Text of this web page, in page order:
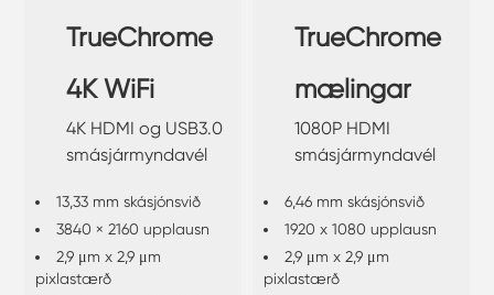
TrueChrome
4K WiFi
4K HDMI og USB3.0
smásjármyndavél
13,33 mm skásjónsvið
3840 × 2160 upplausn
2,9 μm x 2,9 μm
pixlastærð
TrueChrome
mælingar
1080P HDMI
smásjármyndavél
6,46 mm skásjónsvið
1920 x 1080 upplausn
2,9 μm x 2,9 μm
pixlastærð